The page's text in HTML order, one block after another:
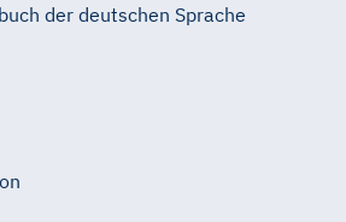
der deutschen Sprache